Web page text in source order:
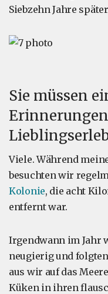
Siebzehn Jahre
Sie müssen
Viele. Während
besuchten wir
Kolonie, die acht
entfernt war.
Irgendwann im Jahr
neugierig und
aus wir auf das
Küken in ihren